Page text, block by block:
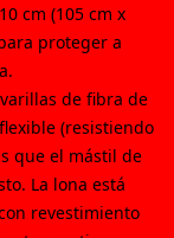
cm (105 cm x
proteger a
de fibra de
(resistiendo
que el mástil de
La lona está
revestimiento